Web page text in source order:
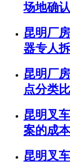
场地确
昆明厂
器专人
昆明厂
点分类
昆明叉
案的成
昆明叉